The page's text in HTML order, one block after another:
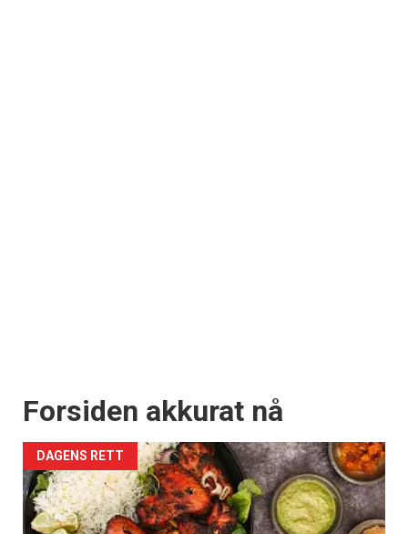
Forsiden akkurat nå
DAGENS RETT